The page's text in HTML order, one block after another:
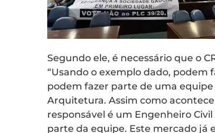
Segundo ele, é necessário que o
“Usando o exemplo dado, podem
podem fazer parte de uma
Arquitetura. Assim como
responsável é um Engenheiro
parte da equipe. Este mercado já